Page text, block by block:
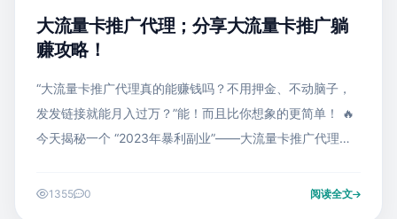
大流量卡推广代理；分享大流量卡推广躺
赚攻略！
“大流量卡推广代理真的能赚钱吗？不用押金、不动脑子，
发发链接就能月入过万？”能！而且比你想象的更简单！ 🔥
今天揭秘一个 “2023年暴利副业”——大流量卡推广代理！
1355 0 阅读全文